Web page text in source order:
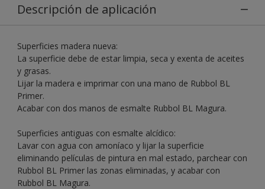
Descripción de aplicación
Superficies madera nueva:
La superficie debe de estar limpia, seca y exenta de aceites
y grasas.
Lijar la madera e imprimar con una mano de Rubbol BL
Primer.
Acabar con dos manos de esmalte Rubbol BL Magura.
Superficies antiguas con esmalte alcídico:
Lavar con agua con amoníaco y lijar la superficie
eliminando películas de pintura en mal estado, parchear con
Rubbol BL Primer las zonas eliminadas, y acabar con
Rubbol BL Magura.